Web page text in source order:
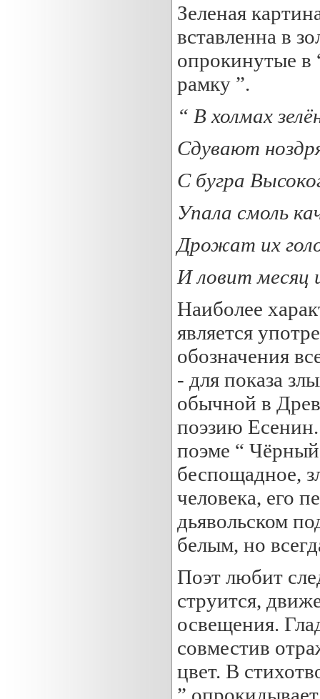
Зеленая
вставленна в
опрокинутые в
рамку ”.
“ В холмах
Сдувают
С бугра
Упала смоль
Дрожат их
И ловит месяц
Наиболее
является
обозначения
- для показа
обычной в
поэзию Есенин.
поэме “ Чёрный
беспощадное,
человека, его
дьявольском
белым, но
Поэт любит
струится,
освещения.
совместив
цвет. В